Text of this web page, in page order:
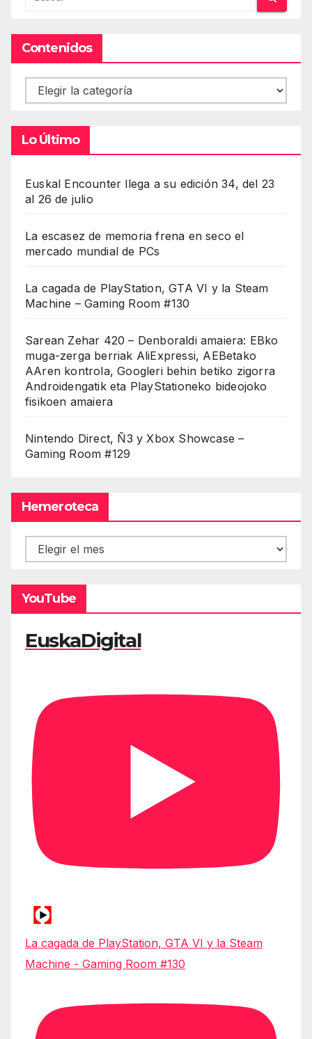
Contenidos
Contenidos
Lo Último
Euskal Encounter llega a su edición 34, del 23
al 26 de julio
La escasez de memoria frena en seco el
mercado mundial de PCs
La cagada de PlayStation, GTA VI y la Steam
Machine – Gaming Room #130
Sarean Zehar 420 – Denboraldi amaiera: EBko
muga-zerga berriak AliExpressi, AEBetako
AAren kontrola, Googleri behin betiko zigorra
Androidengatik eta PlayStationeko bideojoko
fisikoen amaiera
Nintendo Direct, Ñ3 y Xbox Showcase –
Gaming Room #129
Hemeroteca
Hemeroteca
YouTube
EuskaDigital
La cagada de PlayStation, GTA VI y la Steam
Machine - Gaming Room #130